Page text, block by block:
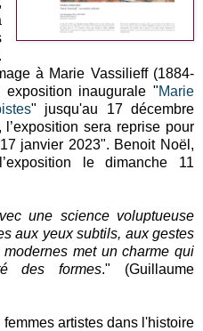
à Marie Vassilieff (1884-
inaugurale "Marie
" jusqu'au 17 décembre
sera reprise pour
janvier 2023". Benoit Noël,
le dimanche 11
une science voluptueuse
aux yeux subtils, aux gestes
met un charme qui
des formes." (Guillaume
artistes dans l'histoire